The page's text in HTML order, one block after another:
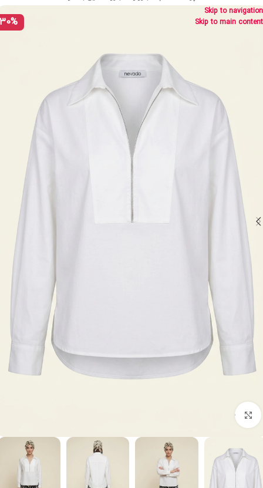
Skip to navigation
Skip to main content
30%
برای بزرگنمایی کلیک کنید